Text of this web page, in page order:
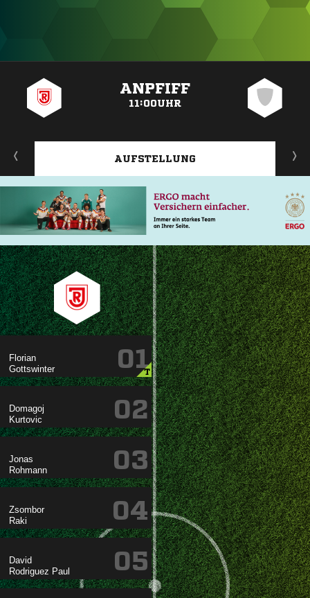
ANPFIFF
11:00UHR
AUFSTELLUNG


01
T


02


03


04

 
05